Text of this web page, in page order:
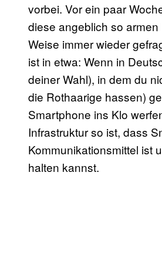
vorbei. Vor ein paar
diese angeblich so
Weise immer wieder
ist in etwa: Wenn in
deiner Wahl), in dem du
die Rothaarige hassen)
Smartphone ins Klo
Infrastruktur so ist, dass
Kommunikationsmittel ist
halten kannst.